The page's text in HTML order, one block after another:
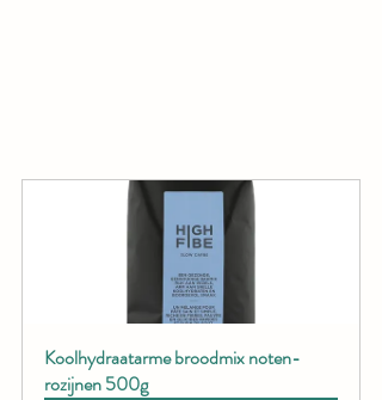
Koolhydraatarme broodmix noten-
rozijnen 500g